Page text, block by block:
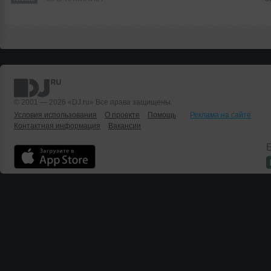
© 2001 — 2026 «DJ.ru» Все права защищены.
Условия использования
О проекте Помощь
Реклама на сайте
Контактная информация
Вакансии